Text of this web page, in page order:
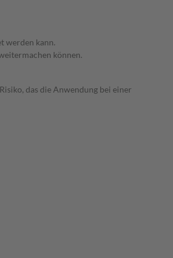
werden kann.
können.
das die Anwendung bei einer